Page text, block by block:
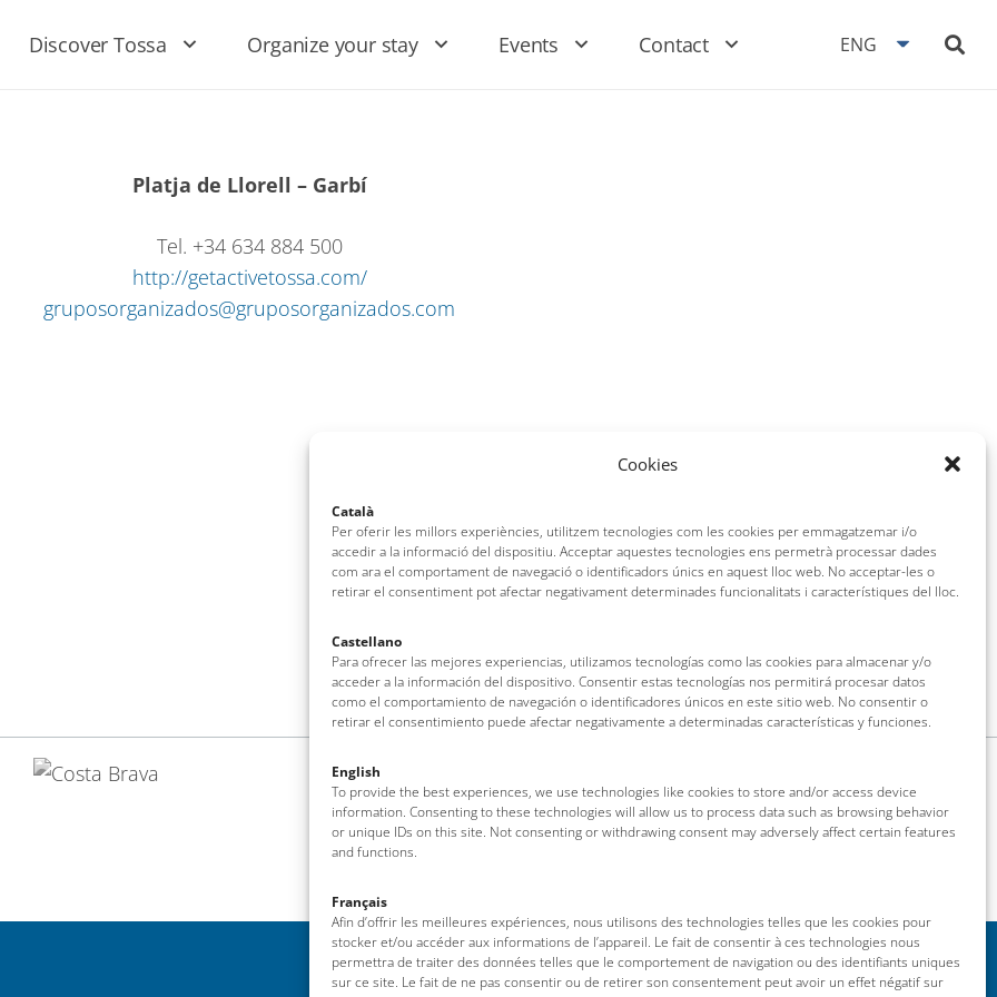
Cookies
Català
Per oferir les millors experiències, utilitzem tecnologies com les cookies per emmagatzemar i/o
accedir a la informació del dispositiu. Acceptar aquestes tecnologies ens permetrà processar dades
com ara el comportament de navegació o identificadors únics en aquest lloc web. No acceptar-les o
retirar el consentiment pot afectar negativament determinades funcionalitats i característiques del lloc.
Castellano
Para ofrecer las mejores experiencias, utilizamos tecnologías como las cookies para almacenar y/o
acceder a la información del dispositivo. Consentir estas tecnologías nos permitirá procesar datos
como el comportamiento de navegación o identificadores únicos en este sitio web. No consentir o
retirar el consentimiento puede afectar negativamente a determinadas características y funciones.
English
To provide the best experiences, we use technologies like cookies to store and/or access device
information. Consenting to these technologies will allow us to process data such as browsing behavior
or unique IDs on this site. Not consenting or withdrawing consent may adversely affect certain features
and functions.
Français
Afin d’offrir les meilleures expériences, nous utilisons des technologies telles que les cookies pour
stocker et/ou accéder aux informations de l’appareil. Le fait de consentir à ces technologies nous
permettra de traiter des données telles que le comportement de navigation ou des identifiants uniques
sur ce site. Le fait de ne pas consentir ou de retirer son consentement peut avoir un effet négatif sur
Discover Tossa Organize your stay Events Contact ENG
Platja de Llorell – Garbí
Tel. +34 634 884 500
http://getactivetossa.com/
gruposorganizados@gruposorganizados.com